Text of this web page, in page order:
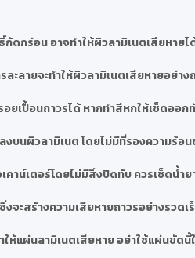
ดกร่อน อาจทำให้ผิวลามิเนตเสียหายไ
ะลายจะทำให้ผิวลามิเนตเสียหายอย่
ยเปื้อนถาวรได้ หากทำสีหกให้เช็ดออ
บนผิวลามิเนต โดยไม่มีที่รองความร้
คาน์เตอร์โดยไม่มีสิ่งปิดทับ ควรเช็ดน้
จะสร้างความเสียหายถาวรอย่างรว
แผ่นลามิเนตเสียหาย อย่าใช้แผ่นขัดนี้